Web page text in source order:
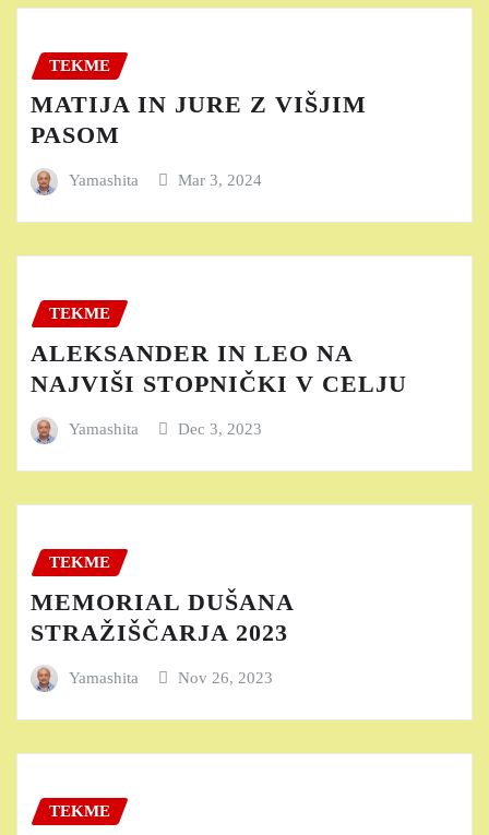
TEKME
MATIJA IN JURE Z VIŠJIM
PASOM
Yamashita Mar 3, 2024
TEKME
ALEKSANDER IN LEO NA
NAJVIŠI STOPNIČKI V CELJU
Yamashita Dec 3, 2023
TEKME
MEMORIAL DUŠANA
STRAŽIŠČARJA 2023
Yamashita Nov 26, 2023
TEKME